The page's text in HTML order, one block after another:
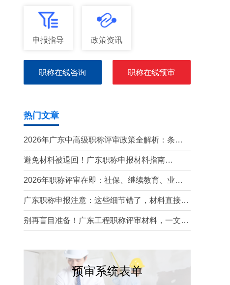
申报指导 政策资讯
职称在线咨询 职称在线预审
热门文章
2026年广东中高级职称评审政策全解析：条
件、流程与实操指南
避免材料被退回！广东职称申报材料指南
（2026最新版）
2026年职称评审在即：社保、继续教育、业绩
材料准备要点
广东职称申报注意：这些细节错了，材料直接被
退回！
别再盲目准备！广东工程职称评审材料，一文带
你吃透
预审系统表单